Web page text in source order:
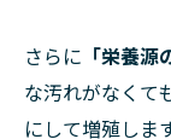
さらに 「栄養源
な汚れがなくて
にして増殖しま